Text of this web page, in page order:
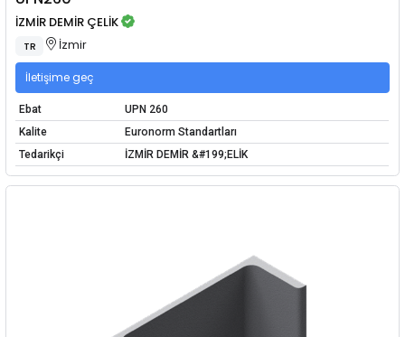
İZMİR DEMİR ÇELİK
TR İzmir
İletişime geç
Ebat
UPN 260
Kalite
Euronorm Standartları
Tedarikçi
İZMİR DEMİR &#199;ELİK